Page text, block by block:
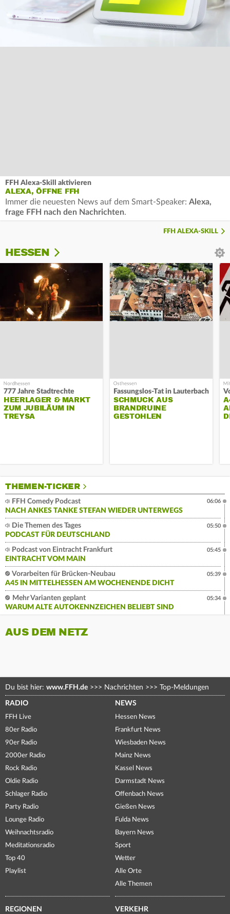
FFH Alexa-Skill aktivieren
ALEXA, ÖFFNE FFH
Immer die neuesten News auf dem Smart-Speaker: Alexa,
frage FFH nach den Nachrichten.
FFH ALEXA-SKILL
HESSEN
777 Jahre Stadtrechte
HEERLAGER & MARKT
ZUM JUBILÄUM IN
TREYSA
Fassungslos-Tat in Lauterbach
SCHMUCK AUS
BRANDRUINE
GESTOHLEN
THEMEN-TICKER
FFH Comedy Podcast
NACH ANKES TANKE STEFAN WIEDER UNTERWEGS
06:06
Die Themen des Tages
PODCAST FÜR DEUTSCHLAND
05:50
Podcast von Eintracht Frankfurt
EINTRACHT VOM MAIN
05:45
Vorarbeiten für Brücken-Neubau
A45 IN MITTELHESSEN AM WOCHENENDE DICHT
05:39
Mehr Varianten geplant
WARUM ALTE AUTOKENNZEICHEN BELIEBT SIND
05:34
AUS DEM NETZ
Du bist hier: www.FFH.de >>> Nachrichten >>> Top-Meldungen
RADIO
FFH Live
80er Radio
90er Radio
2000er Radio
Rock Radio
Oldie Radio
Schlager Radio
Party Radio
Lounge Radio
Weihnachtsradio
Meditationsradio
Top 40
Playlist
NEWS
Hessen News
Frankfurt News
Wiesbaden News
Mainz News
Kassel News
Darmstadt News
Offenbach News
Gießen News
Fulda News
Bayern News
Sport
Wetter
Alle Orte
Alle Themen
REGIONEN VERKEHR